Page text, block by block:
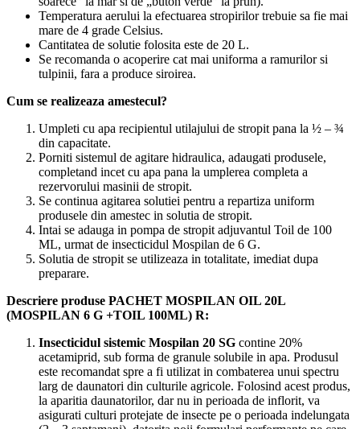
Temperatura aerului la efectuarea stropirilor trebuie sa fie mai
mare de 4 grade Celsius.
Cantitatea de solutie folosita este de 20 L.
Se recomanda o acoperire cat mai uniforma a ramurilor si
tulpinii, fara a produce siroirea.
Cum se realizeaza amestecul?
Umpleti cu apa recipientul utilajului de stropit pana la ½ – ¾
din capacitate.
Porniti sistemul de agitare hidraulica, adaugati produsele,
completand incet cu apa pana la umplerea completa a
rezervorului masinii de stropit.
Se continua agitarea solutiei pentru a repartiza uniform
produsele din amestec in solutia de stropit.
Intai se adauga in pompa de stropit adjuvantul Toil de 100
ML, urmat de insecticidul Mospilan de 6 G.
Solutia de stropit se utilizeaza in totalitate, imediat dupa
preparare.
Descriere produse PACHET MOSPILAN OIL 20L
(MOSPILAN 6 G +TOIL 100ML) R:
Insecticidul sistemic Mospilan 20 SG contine 20%
acetamiprid, sub forma de granule solubile in apa. Produsul
este recomandat spre a fi utilizat in combaterea unui spectru
larg de daunatori din culturile agricole. Folosind acest produs,
la aparitia daunatorilor, dar nu in perioada de inflorit, va
asigurati culturi protejate de insecte pe o perioada indelungata